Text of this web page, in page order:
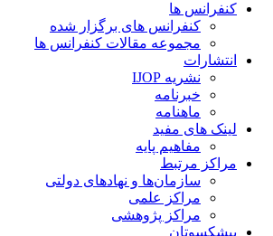
کنفرانس ها
کنفرانس های برگزار شده
مجموعه مقالات کنفرانس ها
انتشارات
نشریه IJOP
خبرنامه
ماهنامه
لینک های مفید
مفاهیم پایه
مراکز مرتبط
سازمان‌ها و نهادهای دولتی
مراکز علمی
مراکز پژوهشی
پیشکسوتان